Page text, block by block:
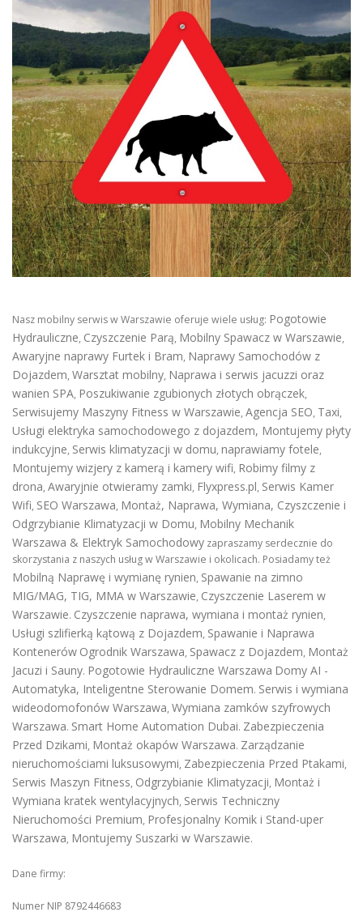
Nasz mobilny serwis w Warszawie oferuje wiele usług: Pogotowie
Hydrauliczne, Czyszczenie Parą, Mobilny Spawacz w Warszawie,
Awaryjne naprawy Furtek i Bram, Naprawy Samochodów z
Dojazdem, Warsztat mobilny, Naprawa i serwis jacuzzi oraz
wanien SPA, Poszukiwanie zgubionych złotych obrączek,
Serwisujemy Maszyny Fitness w Warszawie, Agencja SEO, Taxi,
Usługi elektryka samochodowego z dojazdem, Montujemy płyty
indukcyjne, Serwis klimatyzacji w domu, naprawiamy fotele,
Montujemy wizjery z kamerą i kamery wifi, Robimy filmy z
drona, Awaryjnie otwieramy zamki, Flyxpress.pl, Serwis Kamer
Wifi, SEO Warszawa, Montaż, Naprawa, Wymiana, Czyszczenie i
Odgrzybianie Klimatyzacji w Domu, Mobilny Mechanik
Warszawa & Elektryk Samochodowy zapraszamy serdecznie do
skorzystania z naszych usług w Warszawie i okolicach. Posiadamy też
Mobilną Naprawę i wymianę rynien, Spawanie na zimno
MIG/MAG, TIG, MMA w Warszawie, Czyszczenie Laserem w
Warszawie. Czyszczenie naprawa, wymiana i montaż rynien,
Usługi szlifierką kątową z Dojazdem, Spawanie i Naprawa
Kontenerów Ogrodnik Warszawa, Spawacz z Dojazdem, Montaż
Jacuzi i Sauny. Pogotowie Hydrauliczne Warszawa Domy AI -
Automatyka, Inteligentne Sterowanie Domem. Serwis i wymiana
wideodomofonów Warszawa, Wymiana zamków szyfrowych
Warszawa. Smart Home Automation Dubai. Zabezpieczenia
Przed Dzikami, Montaż okapów Warszawa. Zarządzanie
nieruchomościami luksusowymi, Zabezpieczenia Przed Ptakami,
Serwis Maszyn Fitness, Odgrzybianie Klimatyzacji, Montaż i
Wymiana kratek wentylacyjnych, Serwis Techniczny
Nieruchomości Premium, Profesjonalny Komik i Stand-uper
Warszawa, Montujemy Suszarki w Warszawie.
Dane firmy:
Numer NIP 8792446683